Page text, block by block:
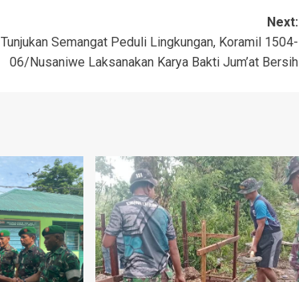
Next:
Tunjukan Semangat Peduli Lingkungan, Koramil 1504-
06/Nusaniwe Laksanakan Karya Bakti Jum’at Bersih